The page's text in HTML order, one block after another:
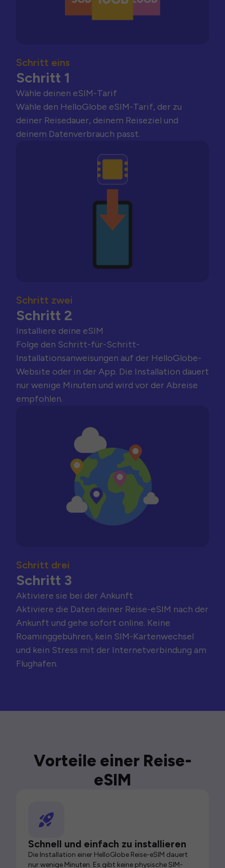
Schritt eins
Schritt 1
Wähle deinen eSIM-Tarif
Wähle den HelloGlobe eSIM-Tarif, der zu
deiner Reisedauer, deinem Reiseziel und
deinem Datenverbrauch passt.
Schritt zwei
Schritt 2
Installiere deine eSIM
Folge den Schritt-für-Schritt-
Installationsanweisungen auf der HelloGlobe-
Website oder in der App. Die Installation dauert
nur wenige Minuten und wird vor der Abreise
empfohlen.
Schritt drei
Schritt 3
Aktiviere sie bei der Ankunft
Aktiviere die Daten deiner Reise-eSIM nach der
Ankunft und gehe sofort online. Keine
Roaminggebühren, kein SIM-Kartenwechsel
und kein Stress mit der Internetverbindung am
Flughafen.
Vorteile einer Reise-
eSIM
Schnell und einfach zu installieren
Die Installation einer HelloGlobe Reise-eSIM dauert
nur wenige Minuten. Es gibt keine physische SIM-